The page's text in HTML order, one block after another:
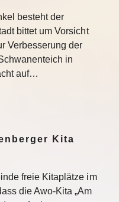
besteht der
bittet um Vorsicht
Verbesserung der
in
auf…
Kita
freie Kitaplätze im
die Awo-Kita „Am